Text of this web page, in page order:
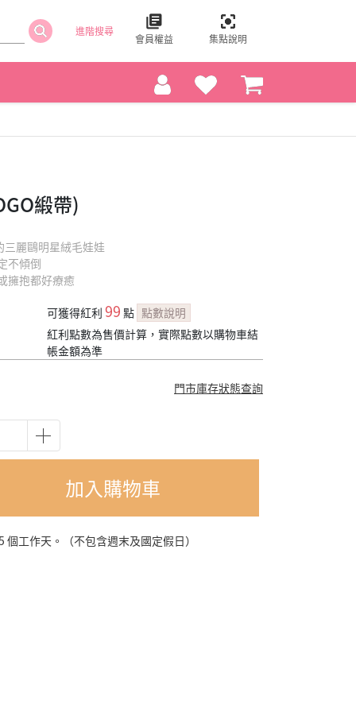
進階搜尋
會員權益 集點說明
緞帶)
三麗鷗明星絨毛娃娃
不傾倒
擁抱都好療癒
可獲得紅利 99 點 點數說明
紅利點數為售價計算，實際點數以購物車結
帳金額為準
門市庫存狀態查詢
加入購物車
工作天。（不包含週末及國定假日）